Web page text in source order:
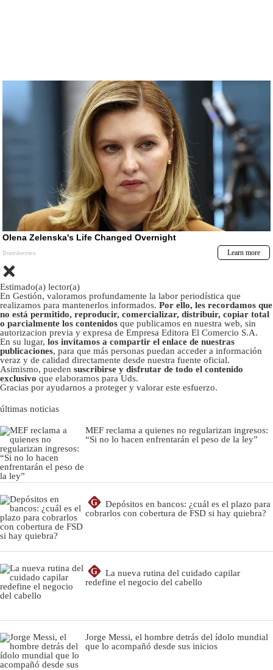
Estimado(a) lector(a)
En Gestión, valoramos profundamente la labor periodística que
realizamos para mantenerlos informados. Por ello, les recordamos que
no está permitido, reproducir, comercializar, distribuir, copiar total
o parcialmente los contenidos que publicamos en nuestra web, sin
autorizacion previa y expresa de Empresa Editora El Comercio S.A.
En su lugar, los invitamos a compartir el enlace de nuestras
publicaciones, para que más personas puedan acceder a información
veraz y de calidad directamente desde nuestra fuente oficial.
Asimismo, pueden suscribirse y disfrutar de todo el contenido
exclusivo que elaboramos para Uds.
Gracias por ayudarnos a proteger y valorar este esfuerzo.
últimas noticias
MEF reclama a quienes no regularizan ingresos:
“Si no lo hacen enfrentarán el peso de la ley”
G
Depósitos en bancos: ¿cuál es el plazo para
cobrarlos con cobertura de FSD si hay quiebra?
G
La nueva rutina del cuidado capilar
redefine el negocio del cabello
Jorge Messi, el hombre detrás del ídolo mundial
que lo acompañó desde sus inicios